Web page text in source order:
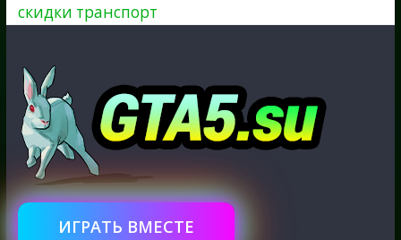
скидки транспорт
ИГРАТЬ ВМЕСТЕ